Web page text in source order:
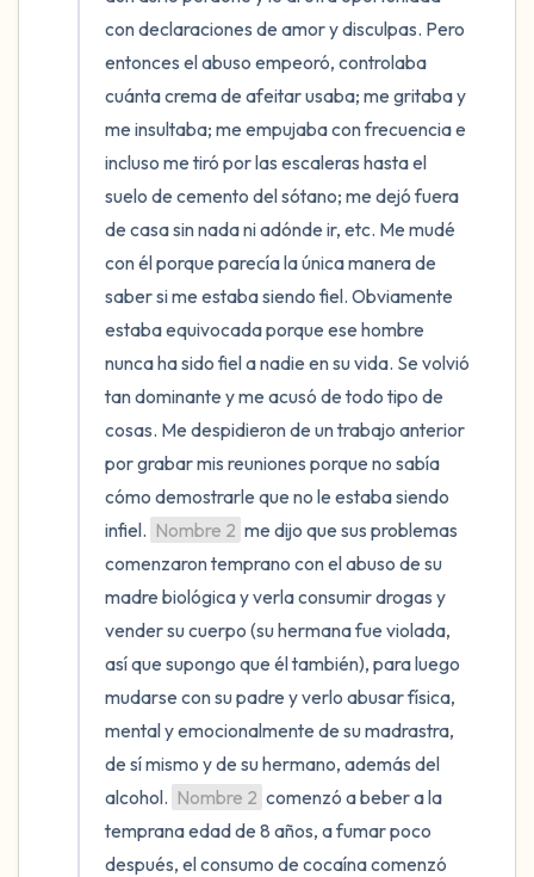
con declaraciones de amor y disculpas. Pero
entonces el abuso empeoró, controlaba
cuánta crema de afeitar usaba; me gritaba y
me insultaba; me empujaba con frecuencia e
incluso me tiró por las escaleras hasta el
suelo de cemento del sótano; me dejó fuera
de casa sin nada ni adónde ir, etc. Me mudé
con él porque parecía la única manera de
saber si me estaba siendo fiel. Obviamente
estaba equivocada porque ese hombre
nunca ha sido fiel a nadie en su vida. Se volvió
tan dominante y me acusó de todo tipo de
cosas. Me despidieron de un trabajo anterior
por grabar mis reuniones porque no sabía
cómo demostrarle que no le estaba siendo
infiel. Nombre 2 me dijo que sus problemas
comenzaron temprano con el abuso de su
madre biológica y verla consumir drogas y
vender su cuerpo (su hermana fue violada,
así que supongo que él también), para luego
mudarse con su padre y verlo abusar física,
mental y emocionalmente de su madrastra,
de sí mismo y de su hermano, además del
alcohol. Nombre 2 comenzó a beber a la
temprana edad de 8 años, a fumar poco
después, el consumo de cocaína comenzó